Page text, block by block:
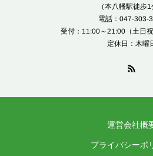
（本八幡駅徒歩1
電話：047-303-
受付：11:00～21:00（土日
定休日：木曜
運営会社概
プライバシーポ